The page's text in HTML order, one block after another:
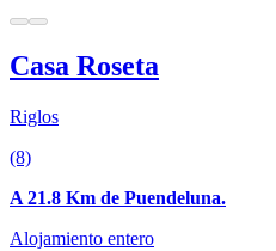
Casa Roseta
Riglos
(8)
A 21.8 Km de Puendeluna.
Alojamiento entero